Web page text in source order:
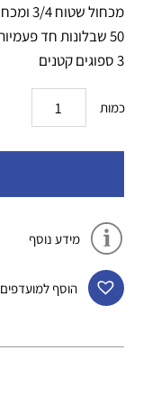
מכחול שטוח 3/4 ומכחול עגול
50 שבלונות חד פעמיות
3 ספוגים קטנים
כמות
מידע נוסף
הוסף למועדפים